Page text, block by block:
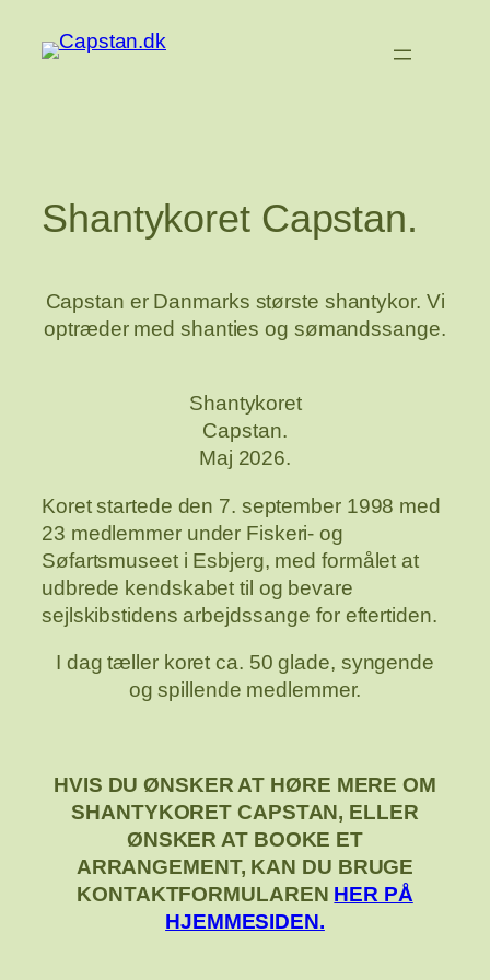
Shantykoret Capstan.
Capstan er Danmarks største shantykor. Vi
optræder med shanties og sømandssange.
Shantykoret
Capstan.
Maj 2026.
Koret startede den 7. september 1998 med
23 medlemmer under Fiskeri- og
Søfartsmuseet i Esbjerg, med formålet at
udbrede kendskabet til og bevare
sejlskibstidens arbejdssange for eftertiden.
I dag tæller koret ca. 50 glade, syngende
og spillende medlemmer.
HVIS DU ØNSKER AT HØRE MERE OM
SHANTYKORET CAPSTAN, ELLER
ØNSKER AT BOOKE ET
ARRANGEMENT, KAN DU BRUGE
KONTAKTFORMULAREN HER PÅ
HJEMMESIDEN.